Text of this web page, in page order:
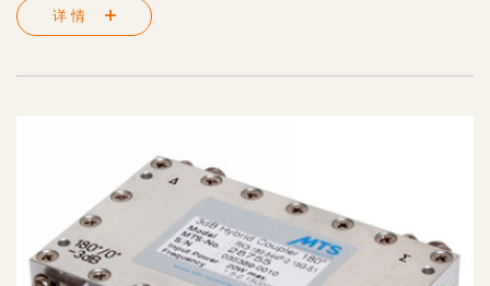
异相信号。
详情